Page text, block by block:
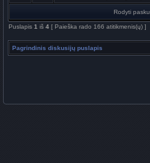
Rodyti
Puslapis 1 iš 4 [ Paieška rado 166 atitikmenis(ų) ]
Pagrindinis diskusijų puslapis